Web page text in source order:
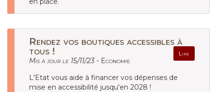
Rendez vos boutiques accessibles à
tous !
Lire
Mis à jour le 15/11/23 - Economie
L'Etat vous aide à financer vos dépenses de
mise en accessibilité jusqu'en 2028 !